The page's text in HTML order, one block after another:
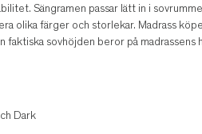
Sängramen passar lätt in i
olika färger och storlekar. Madrass
faktiska sovhöjden beror på
Dark